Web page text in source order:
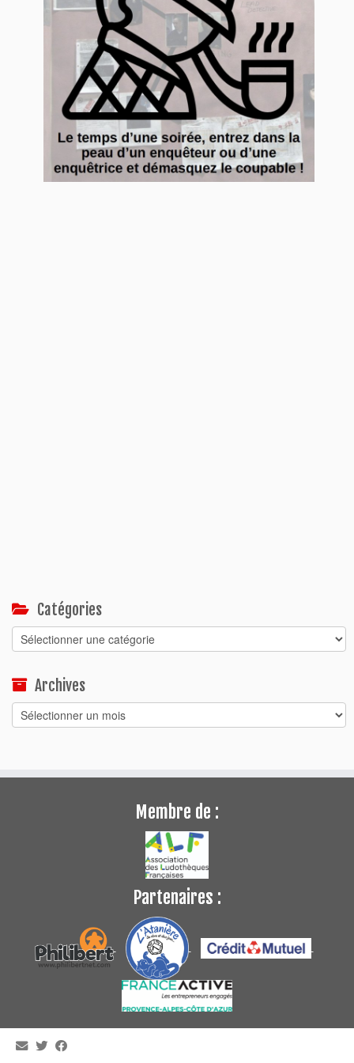
Catégories
Catégories
Archives
Archives
Membre de :
Partenaires :